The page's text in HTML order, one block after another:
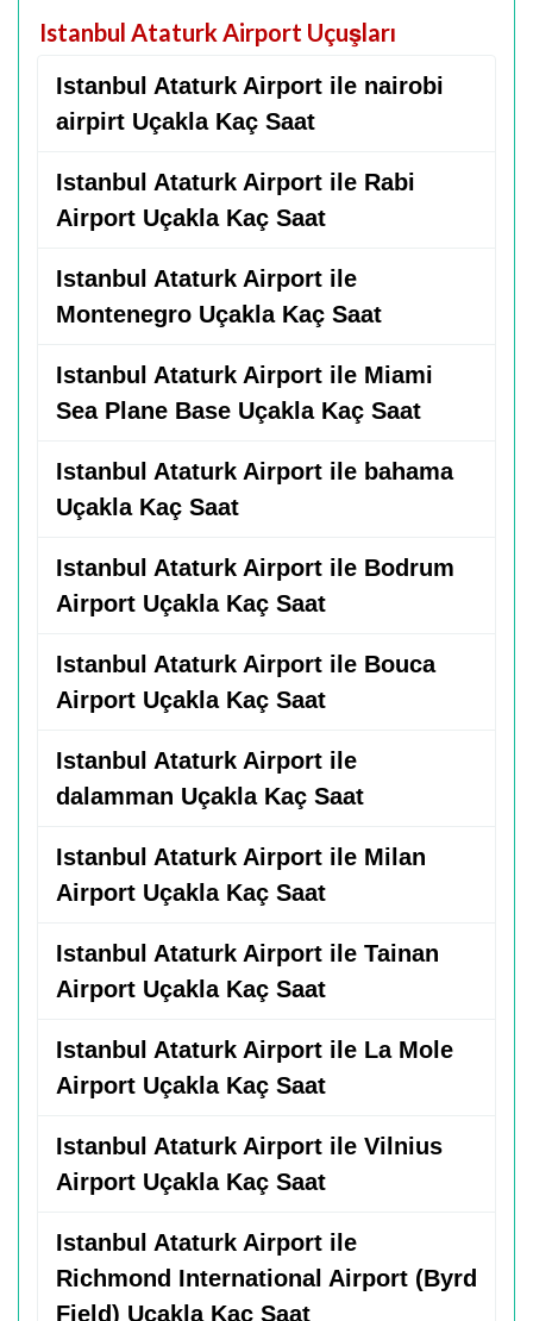
Istanbul Ataturk Airport Uçuşları
Istanbul Ataturk Airport ile nairobi
airpirt Uçakla Kaç Saat
Istanbul Ataturk Airport ile Rabi
Airport Uçakla Kaç Saat
Istanbul Ataturk Airport ile
Montenegro Uçakla Kaç Saat
Istanbul Ataturk Airport ile Miami
Sea Plane Base Uçakla Kaç Saat
Istanbul Ataturk Airport ile bahama
Uçakla Kaç Saat
Istanbul Ataturk Airport ile Bodrum
Airport Uçakla Kaç Saat
Istanbul Ataturk Airport ile Bouca
Airport Uçakla Kaç Saat
Istanbul Ataturk Airport ile
dalamman Uçakla Kaç Saat
Istanbul Ataturk Airport ile Milan
Airport Uçakla Kaç Saat
Istanbul Ataturk Airport ile Tainan
Airport Uçakla Kaç Saat
Istanbul Ataturk Airport ile La Mole
Airport Uçakla Kaç Saat
Istanbul Ataturk Airport ile Vilnius
Airport Uçakla Kaç Saat
Istanbul Ataturk Airport ile
Richmond International Airport (Byrd
Field) Uçakla Kaç Saat